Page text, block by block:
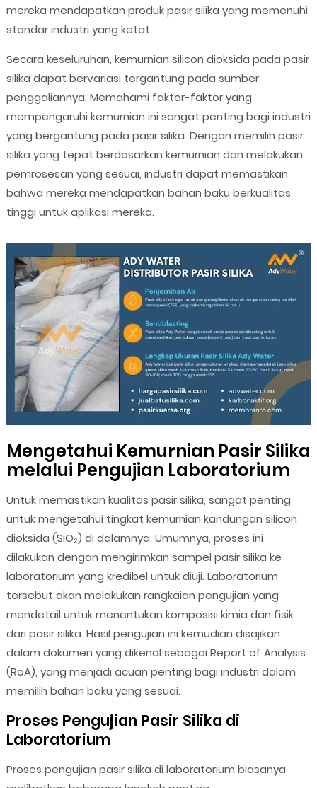
mereka mendapatkan produk pasir silika yang memenuhi
standar industri yang ketat.
Secara keseluruhan, kemurnian silicon dioksida pada pasir
silika dapat bervariasi tergantung pada sumber
penggaliannya. Memahami faktor-faktor yang
mempengaruhi kemurnian ini sangat penting bagi industri
yang bergantung pada pasir silika. Dengan memilih pasir
silika yang tepat berdasarkan kemurnian dan melakukan
pemrosesan yang sesuai, industri dapat memastikan
bahwa mereka mendapatkan bahan baku berkualitas
tinggi untuk aplikasi mereka.
Mengetahui Kemurnian Pasir Silika
melalui Pengujian Laboratorium
Untuk memastikan kualitas pasir silika, sangat penting
untuk mengetahui tingkat kemurnian kandungan silicon
dioksida (SiO₂) di dalamnya. Umumnya, proses ini
dilakukan dengan mengirimkan sampel pasir silika ke
laboratorium yang kredibel untuk diuji. Laboratorium
tersebut akan melakukan rangkaian pengujian yang
mendetail untuk menentukan komposisi kimia dan fisik
dari pasir silika. Hasil pengujian ini kemudian disajikan
dalam dokumen yang dikenal sebagai Report of Analysis
(RoA), yang menjadi acuan penting bagi industri dalam
memilih bahan baku yang sesuai.
Proses Pengujian Pasir Silika di
Laboratorium
Proses pengujian pasir silika di laboratorium biasanya